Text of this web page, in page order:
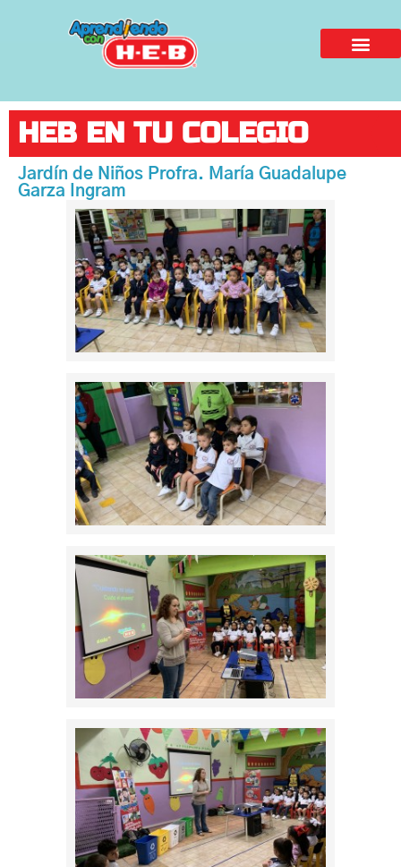
HEB EN TU COLEGIO
Jardín de Niños Profra. María Guadalupe
Garza Ingram